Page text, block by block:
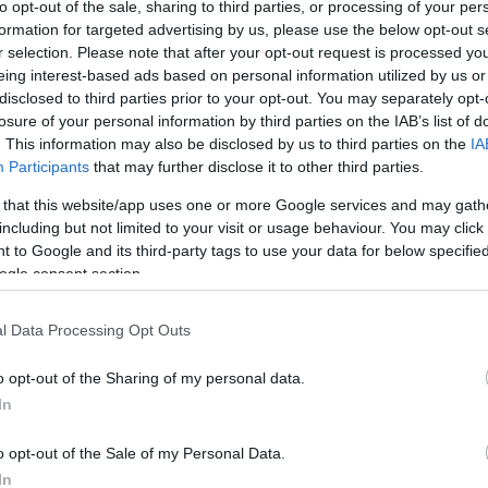
opt-out of the sale, sharing to third parties, or processing of your
for targeted advertising by us, please use the below opt-out
selection. Please note that after your opt-out request is processed
interest-based ads based on personal information utilized by us
to third parties prior to your opt-out. You may separately
of your personal information by third parties on the IAB’s list of
This information may also be disclosed by us to third parties on the
Participants that may further disclose it to other third parties.
that this website/app uses one or more Google services and may
but not limited to your visit or usage behaviour. You may
to Google and its third-party tags to use your data for below
consent section.
Data Processing Opt Outs
opt-out of the Sharing of my personal data.
opt-out of the Sale of my Personal Data.
közben egy Facebook bejegyzés
L Lapszemle
a Facebookon arról posztolt, hogy a
Krétán töltötte –
amelyek szerint Kocsis Máté Halász János
éppen felszállni készül a krétai Heraklionból